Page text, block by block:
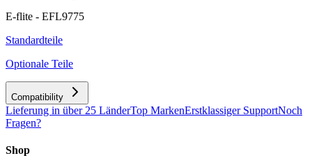
E-flite - EFL9775
Standardteile
Optionale Teile
Compatibility
Lieferung in über 25 LänderTop MarkenErstklassiger SupportNoch
Fragen?
Shop